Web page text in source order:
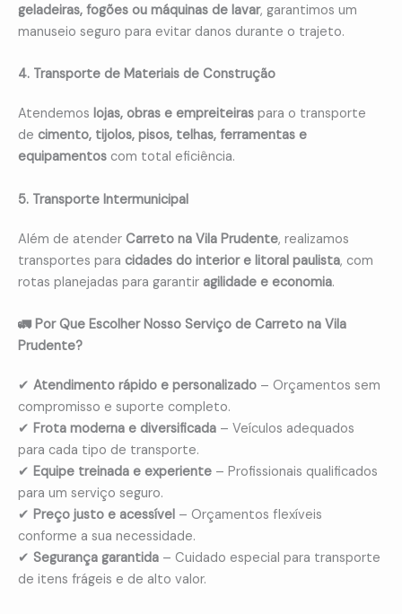
geladeiras, fogões ou máquinas de lavar, garantimos um
manuseio seguro para evitar danos durante o trajeto.
4. Transporte de Materiais de Construção
Atendemos lojas, obras e empreiteiras para o transporte
de cimento, tijolos, pisos, telhas, ferramentas e
equipamentos com total eficiência.
5. Transporte Intermunicipal
Além de atender Carreto na Vila Prudente, realizamos
transportes para cidades do interior e litoral paulista, com
rotas planejadas para garantir agilidade e economia.
🚛 Por Que Escolher Nosso Serviço de Carreto na Vila
Prudente?
✔ Atendimento rápido e personalizado – Orçamentos sem
compromisso e suporte completo.
✔ Frota moderna e diversificada – Veículos adequados
para cada tipo de transporte.
✔ Equipe treinada e experiente – Profissionais qualificados
para um serviço seguro.
✔ Preço justo e acessível – Orçamentos flexíveis
conforme a sua necessidade.
✔ Segurança garantida – Cuidado especial para transporte
de itens frágeis e de alto valor.